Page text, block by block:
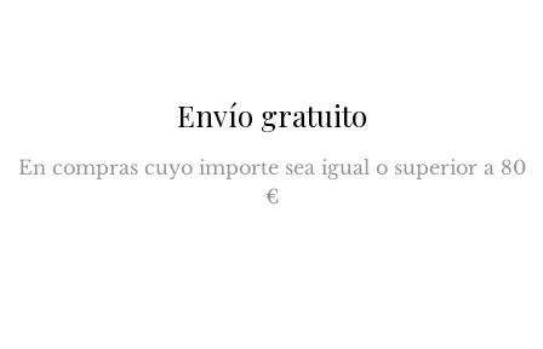
Envío gratuito
En compras cuyo importe sea igual o superior a 80
€